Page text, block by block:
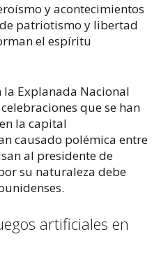
y acontecimientos
patriotismo y libertad
el espíritu
Explanada Nacional
que se han
la capital
causado polémica entre
al presidente de
su naturaleza debe
artificiales en